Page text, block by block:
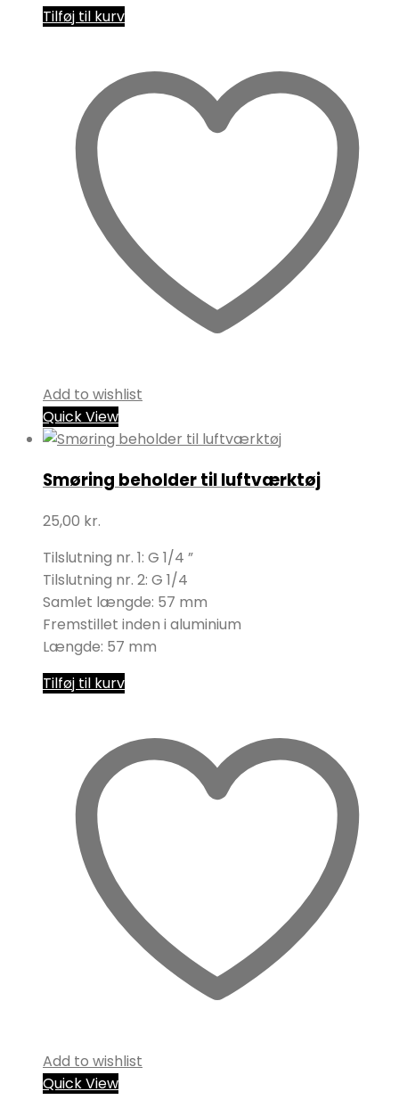
Tilføj til kurv
Add to wishlist
Quick View
Smøring beholder til luftværktøj
25,00 kr.
Tilslutning nr. 1: G 1/4 ”
Tilslutning nr. 2: G 1/4
Samlet længde: 57 mm
Fremstillet inden i aluminium
Længde: 57 mm
Tilføj til kurv
Add to wishlist
Quick View